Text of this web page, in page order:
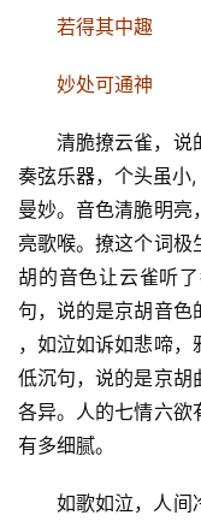
若得其中趣
妙处可通神
清脆撩云雀，说
奏弦乐器， 个头虽小,
曼妙。音色清脆明亮
亮歌喉。撩这个词极
胡的音色让云雀听
句，说的是京胡音色
，如泣如诉如悲啼
低沉句，说的是京胡
各异。人的七情六欲
有多细腻。
如歌如泣，人间